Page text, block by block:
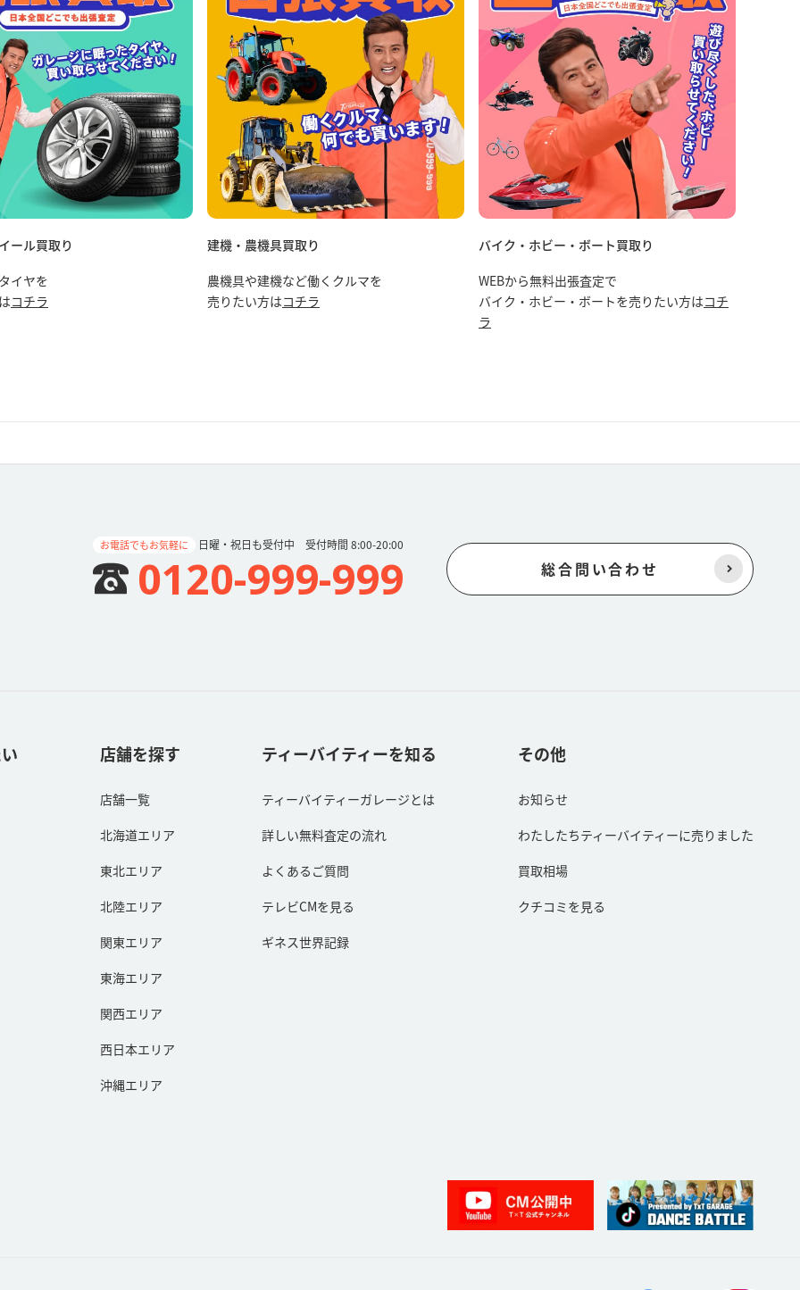
ール買取り
イヤを
コチラ
建機・農機具買取り
農機具や建機など働くクルマを
売りたい方はコチラ
バイク・ホビー・ボート買取り
WEBから無料出張査定で
バイク・ホビー・ボートを売りたい方はコチ
ラ
お電話でもお気軽に 日曜・祝日も受付中 受付時間 8:00-20:00
0120-999-999 総合問い合わせ
店舗を探す
店舗一覧
北海道エリア
東北エリア
北陸エリア
関東エリア
東海エリア
関西エリア
西日本エリア
沖縄エリア
ティーバイティーを知る
ティーバイティーガレージとは
詳しい無料査定の流れ
よくあるご質問
テレビCMを見る
ギネス世界記録
その他
お知らせ
わたしたちティーバイティーに売りました
買取相場
クチコミを見る